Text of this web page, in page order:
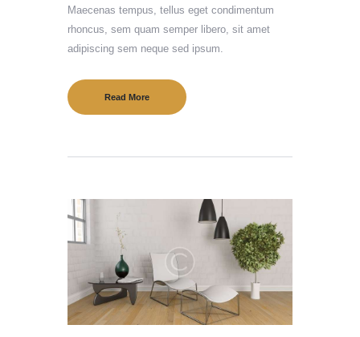
Maecenas tempus, tellus eget condimentum
rhoncus, sem quam semper libero, sit amet
adipiscing sem neque sed ipsum.
Read More